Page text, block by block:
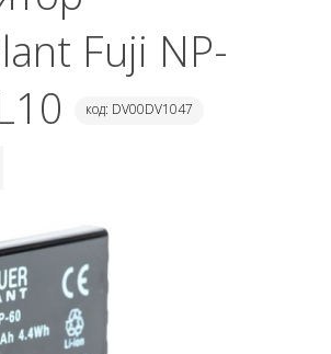
Fuji NP-
код: DV00DV1047